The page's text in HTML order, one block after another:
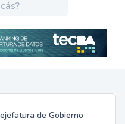
de Gobierno